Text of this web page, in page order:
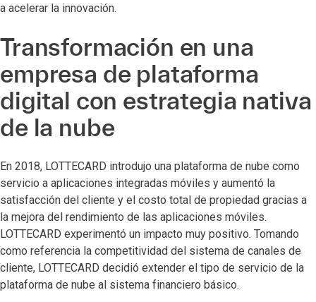
a acelerar la innovación.
Transformación en una
empresa de plataforma
digital con estrategia nativa
de la nube
En 2018, LOTTECARD introdujo una plataforma de nube como
servicio a aplicaciones integradas móviles y aumentó la
satisfacción del cliente y el costo total de propiedad gracias a
la mejora del rendimiento de las aplicaciones móviles.
LOTTECARD experimentó un impacto muy positivo. Tomando
como referencia la competitividad del sistema de canales de
cliente, LOTTECARD decidió extender el tipo de servicio de la
plataforma de nube al sistema financiero básico.